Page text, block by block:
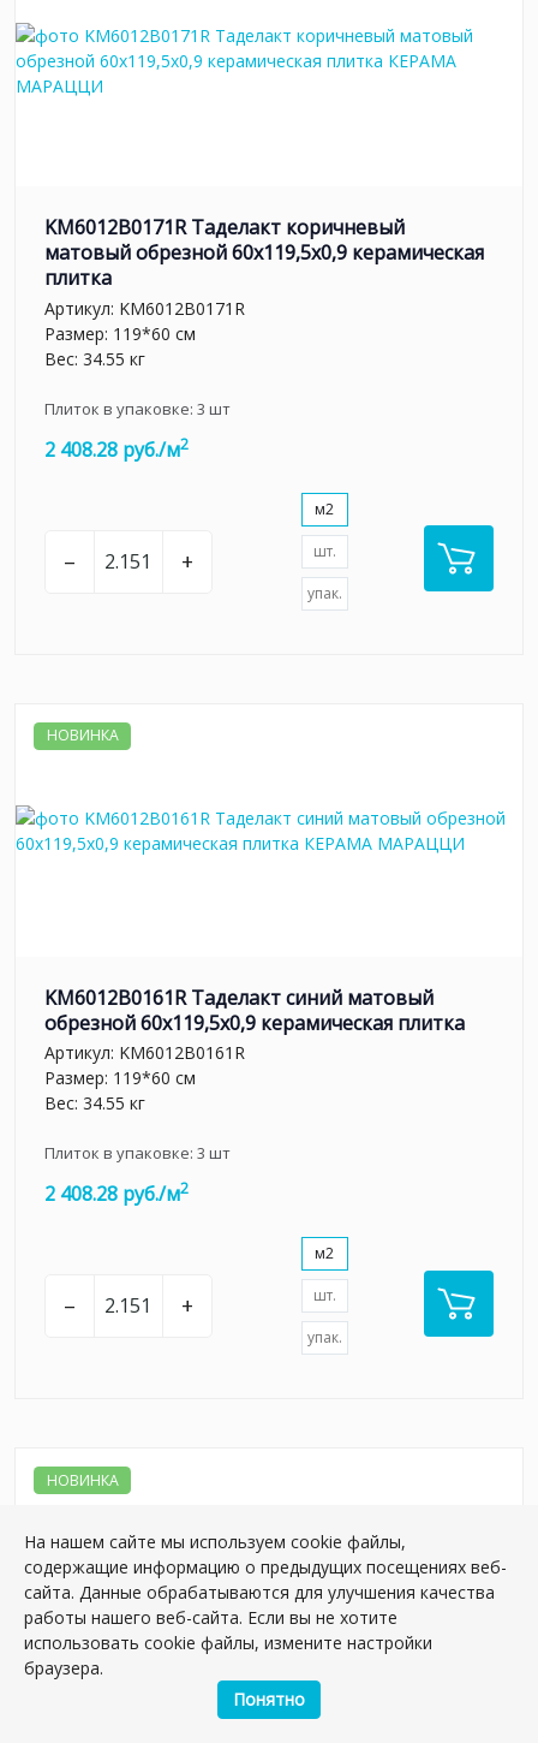
KM6012B0171R Таделакт коричневый
матовый обрезной 60x119,5x0,9 керамическая
плитка
Артикул: KM6012B0171R
Размер: 119*60 см
Вес: 34.55 кг
Плиток в упаковке: 3 шт
2 408.28 руб./м2
– +
м2
шт.
упак.
НОВИНКА
KM6012B0161R Таделакт синий матовый
обрезной 60x119,5x0,9 керамическая плитка
Артикул: KM6012B0161R
Размер: 119*60 см
Вес: 34.55 кг
Плиток в упаковке: 3 шт
2 408.28 руб./м2
– +
м2
шт.
упак.
НОВИНКА
На нашем сайте мы используем cookie файлы,
содержащие информацию о предыдущих посещениях веб-
сайта. Данные обрабатываются для улучшения качества
работы нашего веб-сайта. Если вы не хотите
использовать cookie файлы, измените настройки
браузера.
Понятно